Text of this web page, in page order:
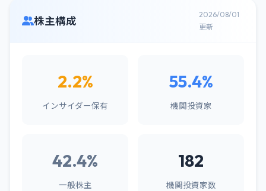
株主構成
2026/08/01
更新
2.2%
インサイダー保有
55.4%
機関投資家
42.4%
一般株主
182
機関投資家数